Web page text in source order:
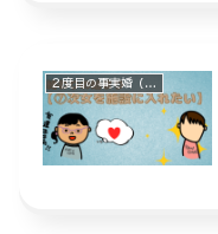
２度目の事実婚（ステップファミリー）